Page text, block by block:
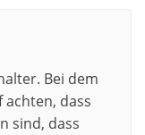
Bei dem
dass
sind, dass